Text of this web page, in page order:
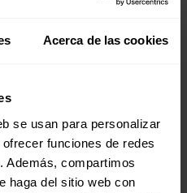
Acerca de las cookies
se usan para personalizar
funciones de redes
Además, compartimos
haga del sitio web con
contacto con nosotros
sin ningún